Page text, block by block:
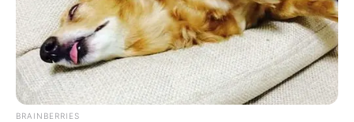
BRAINBERRIES